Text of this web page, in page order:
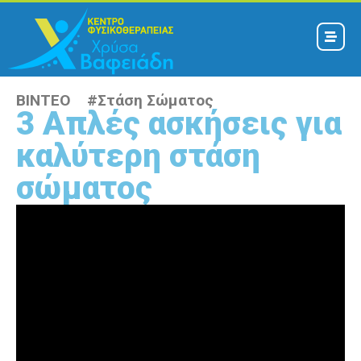
ΒΙΝΤΕΟ #Στάση Σώματος
3 Απλές ασκήσεις για
καλύτερη στάση
σώματος